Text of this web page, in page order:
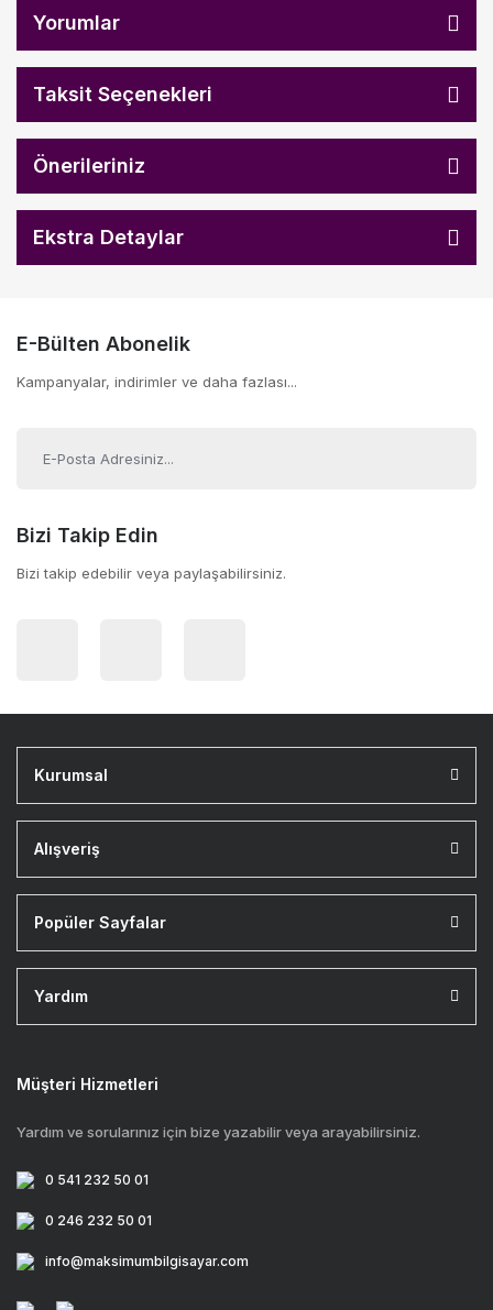
Yorumlar
Taksit Seçenekleri
Önerileriniz
Ekstra Detaylar
E-Bülten Abonelik
Kampanyalar, indirimler ve daha fazlası...
Bizi Takip Edin
Bizi takip edebilir veya paylaşabilirsiniz.
Kurumsal
Alışveriş
Popüler Sayfalar
Yardım
Müşteri Hizmetleri
Yardım ve sorularınız için bize yazabilir veya arayabilirsiniz.
0 541 232 50 01
0 246 232 50 01
info@maksimumbilgisayar.com